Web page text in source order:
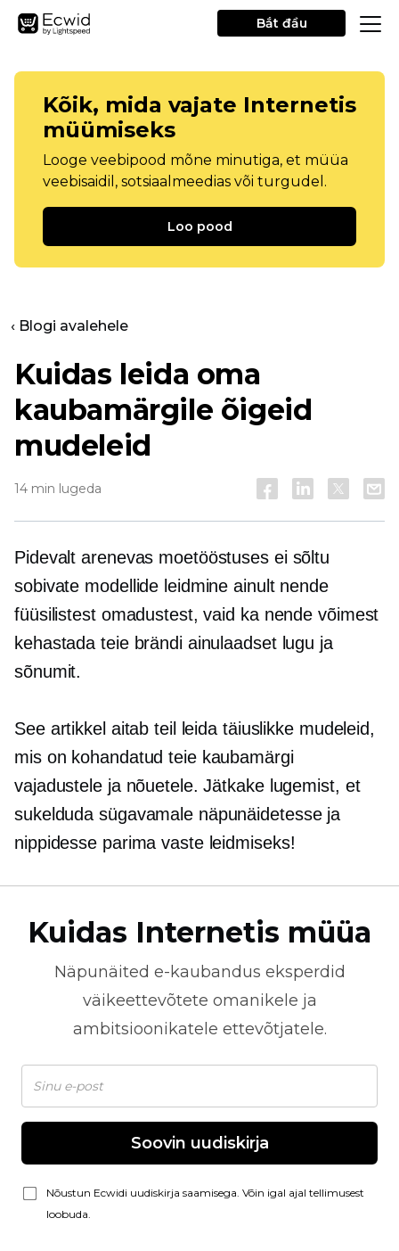
Bắt đầu
Kõik, mida vajate Internetis
müümiseks
Looge veebipood mõne minutiga, et müüa
veebisaidil, sotsiaalmeedias või turgudel.
Loo pood
‹ Blogi avalehele
Kuidas leida oma
kaubamärgile õigeid
mudeleid
14 min lugeda
Pidevalt arenevas moetööstuses ei sõltu
sobivate modellide leidmine ainult nende
füüsilistest omadustest, vaid ka nende võimest
kehastada teie brändi ainulaadset lugu ja
sõnumit.
See artikkel aitab teil leida täiuslikke mudeleid,
mis on kohandatud teie kaubamärgi
vajadustele ja nõuetele. Jätkake lugemist, et
sukelduda sügavamale näpunäidetesse ja
nippidesse parima vaste leidmiseks!
Kuidas Internetis müüa
Näpunäited e-kaubandus eksperdid
väikeettevõtete omanikele ja
ambitsioonikatele ettevõtjatele.
Soovin uudiskirja
Nõustun Ecwidi uudiskirja saamisega. Võin igal ajal tellimusest
loobuda.